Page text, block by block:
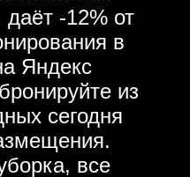
-12% от
в
Яндекс
из
сегодня
все